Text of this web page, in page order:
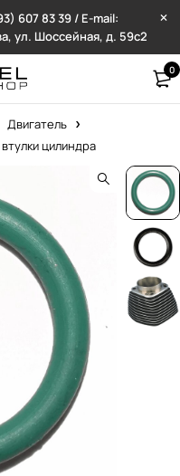
607 83 39 / E-mail:
ул. Шоссейная, д. 59с2
0
Двигатель
цилиндра